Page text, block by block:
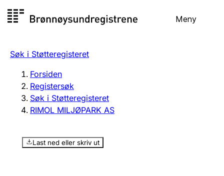
til
Meny
Registersøk
Aksjeselskap
Enkeltpersonforetak
Registrere, endre, slette
Søk i Støtteregisteret
Forsiden
Registersøk
Søk i Støtteregisteret
RIMOL MILJØPARK AS
Last ned eller skriv ut